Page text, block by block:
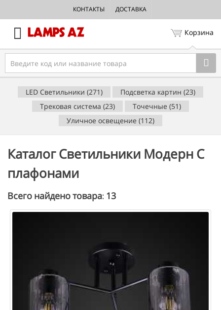
КОНТАКТЫ ДОСТАВКА
Корзина
LED Светильники (271)
Подсветка картин (23)
Трековая система (23)
Точечные (51)
Уличное освещение (112)
Каталог Светильники Модерн С
плафонами
Всего найдено товара: 13